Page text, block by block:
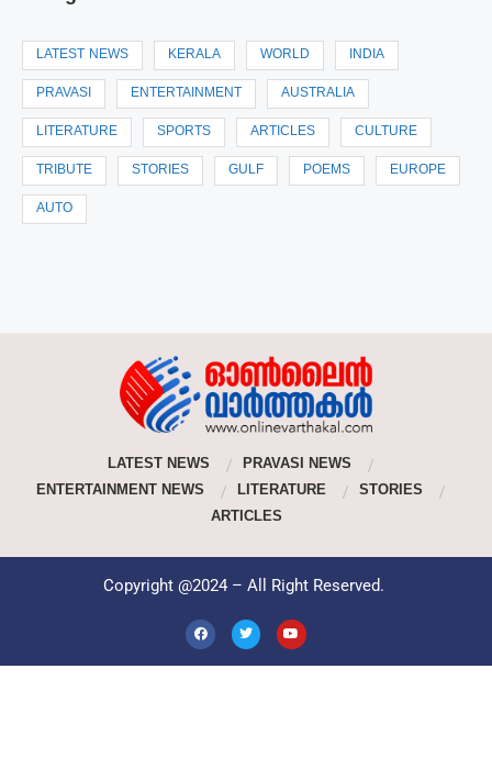
LATEST NEWS KERALA WORLD INDIA
PRAVASI ENTERTAINMENT AUSTRALIA
LITERATURE SPORTS ARTICLES CULTURE
TRIBUTE STORIES GULF POEMS EUROPE
AUTO
LATEST NEWS
PRAVASI NEWS
ENTERTAINMENT NEWS
LITERATURE
STORIES
ARTICLES
Copyright @2024 – All Right Reserved.